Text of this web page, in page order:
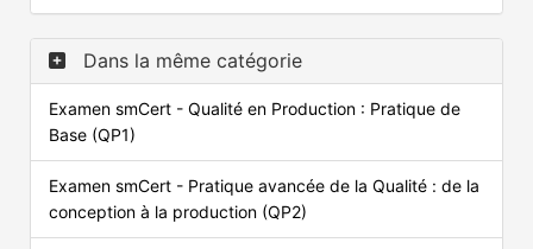
Dans la même catégorie
Examen smCert - Qualité en Production : Pratique de
Base (QP1)
Examen smCert - Pratique avancée de la Qualité : de la
conception à la production (QP2)